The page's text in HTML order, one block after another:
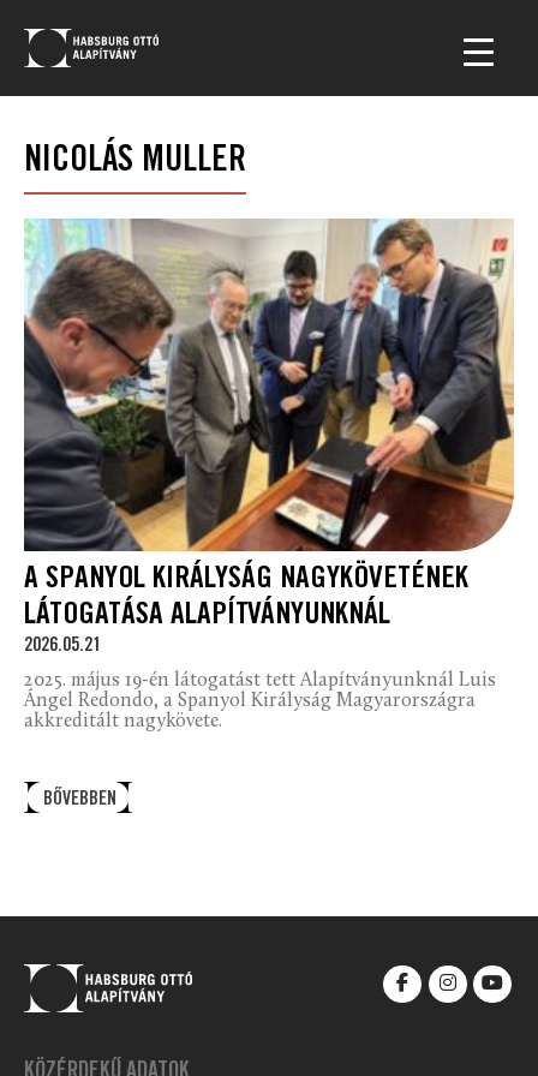
NICOLÁS MULLER
A SPANYOL KIRÁLYSÁG NAGYKÖVETÉNEK
LÁTOGATÁSA ALAPÍTVÁNYUNKNÁL
2026.05.21
2025. május 19-én látogatást tett Alapítványunknál Luis
Ángel Redondo, a Spanyol Királyság Magyarországra
akkreditált nagykövete.
BŐVEBBEN